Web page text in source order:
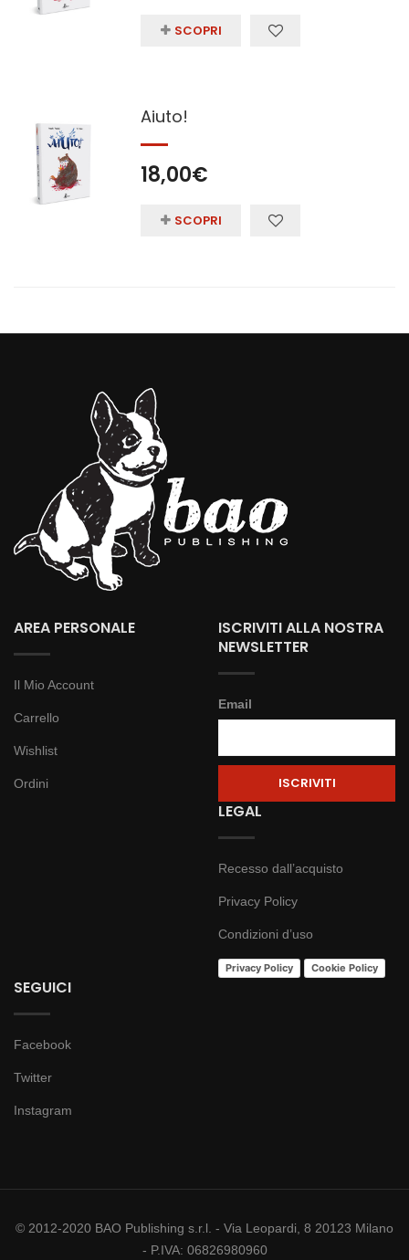
SCOPRI
Aiuto!
18,00€
SCOPRI
AREA PERSONALE
Il Mio Account
Carrello
Wishlist
Ordini
ISCRIVITI ALLA NOSTRA
NEWSLETTER
Email
LEGAL
Recesso dall’acquisto
Privacy Policy
Condizioni d’uso
Privacy Policy Cookie Policy
SEGUICI
Facebook
Twitter
Instagram
© 2012-2020 BAO Publishing s.r.l. - Via Leopardi, 8 20123 Milano
- P.IVA: 06826980960